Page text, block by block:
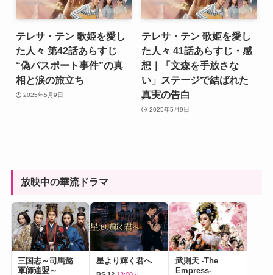
テレサ・テン 歌姫を愛し
た人々 第42話あらすじ
“偽パスポート事件”の真
相と涙の旅立ち
2025年5月9日
テレサ・テン 歌姫を愛し
た人々 41話あらすじ・感
想｜「文森を手放さな
い」ステージで結ばれた
真実の告白
2025年5月9日
放映中の華流ドラマ
三国志～司馬懿
軍師連盟～
星より輝く君へ
武則天 -The
Empress-